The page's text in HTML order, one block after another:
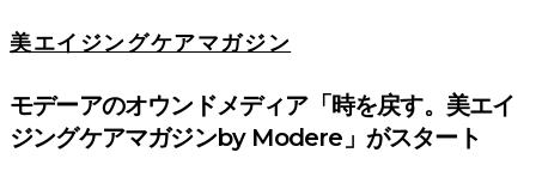
美エイジングケアマガジン
モデーアのオウンドメディア「時を戻す。美エイ
ジングケアマガジンby Modere」がスタート